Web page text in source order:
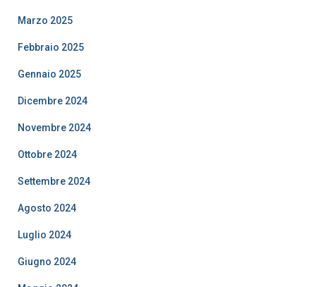
Marzo 2025
Febbraio 2025
Gennaio 2025
Dicembre 2024
Novembre 2024
Ottobre 2024
Settembre 2024
Agosto 2024
Luglio 2024
Giugno 2024